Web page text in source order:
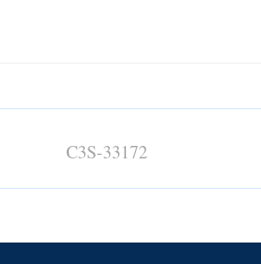
C3S-33172